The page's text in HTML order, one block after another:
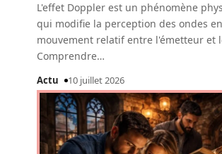
L'effet Doppler est un phénomène
qui modifie la perception des ondes
mouvement relatif entre l'émetteur et
Comprendre…
Actu 10 juillet 2026